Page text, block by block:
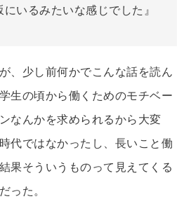
いるみたいな感じでした』
、少し前何かでこんな話を読ん
生の頃から働くためのモチベー
なんかを求められるから大変
代ではなかったし、長いこと働
果そういうものって見えてくる
った。